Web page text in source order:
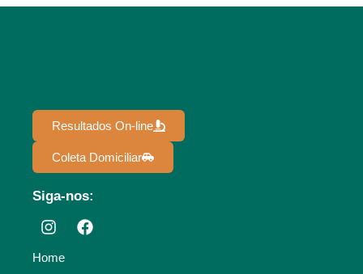
Resultados On-line
Coleta Domiciliar
Siga-nos:
Home